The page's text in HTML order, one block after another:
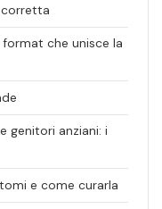
corretta
che unisce la
genitori anziani: i
e come curarla